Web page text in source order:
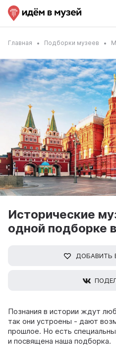
Главная Подборки музеев
Исторические
одной подборке
ДОБАВИТЬ
Познания в истории ждут
так они устроены - дают
прошлое. Но есть
и посвящена наша подборка.